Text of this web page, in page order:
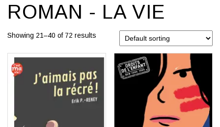
ROMAN - LA VIE
Showing 21–40 of 72 results